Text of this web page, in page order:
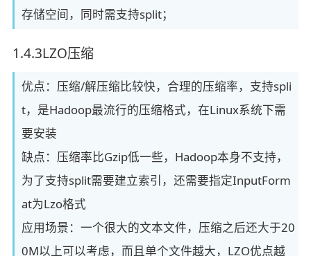
存储空间，同时需支持split；
1.4.3LZO压缩
优点：压缩/解压缩比较快，合理的压缩率，支持spli
t，是Hadoop最流行的压缩格式，在Linux系统下需
要安装
缺点：压缩率比Gzip低一些，Hadoop本身不支持，
为了支持split需要建立索引，还需要指定InputForm
at为Lzo格式
应用场景：一个很大的文本文件，压缩之后还大于20
0M以上可以考虑，而且单个文件越大，LZO优点越